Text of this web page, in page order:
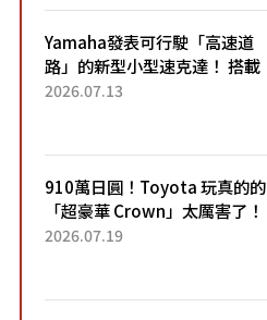
Yamaha發表可行駛「高速道
路」的新型小型速克達！ 搭載
能享受超強勁「渦輪感」的動
2026.07.13
910萬日圓！Toyota 玩真的的
「超豪華 Crown」太厲害了！
採用由「匠人技藝」打造的
2026.07.19